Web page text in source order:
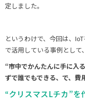
定しました。
というわけで、今回は、
で活用している事例として、
“市中でかんたんに手に入
ずで誰でもできる、で、
“クリスマスLチカ”を